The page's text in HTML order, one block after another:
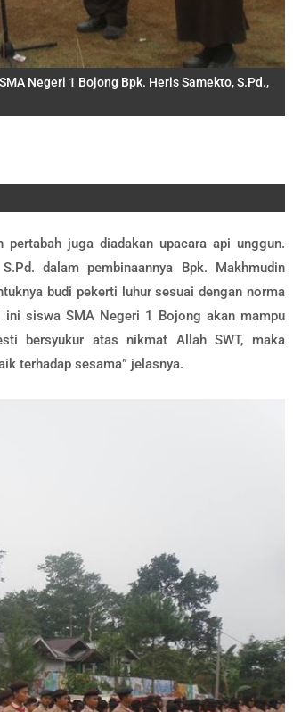
Negeri 1 Bojong Bpk. Heris Samekto, S.Pd.,
juga diadakan upacara api unggun.
dalam pembinaannya Bpk. Makhmudin
budi pekerti luhur sesuai dengan norma
ini siswa SMA Negeri 1 Bojong akan mampu
bersyukur atas nikmat Allah SWT, maka
terhadap sesama” jelasnya.